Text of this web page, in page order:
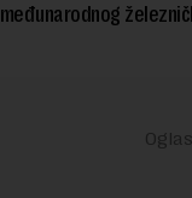
međunarodnog